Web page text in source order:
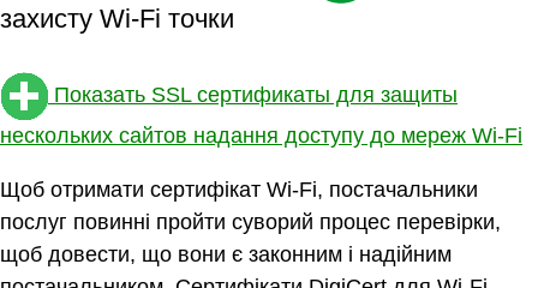
захисту Wi-Fi точки
Показать SSL сертификаты для защиты
нескольких сайтов надання доступу до мереж Wi-Fi
Щоб отримати сертифікат Wi-Fi, постачальники
послуг повинні пройти суворий процес перевірки,
щоб довести, що вони є законним і надійним